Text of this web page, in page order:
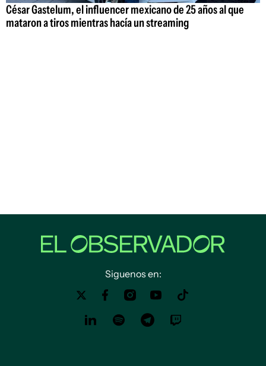
César Gastelum, el influencer mexicano de 25 años al que
mataron a tiros mientras hacía un streaming
Siguenos en: